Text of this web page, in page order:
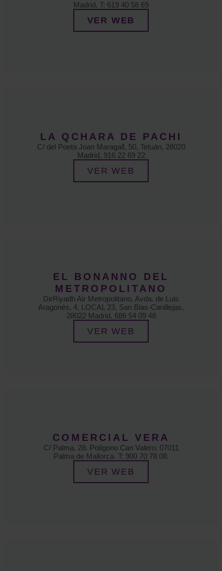
Madrid. T: 619 40 58 69
VER WEB
LA QCHARA DE PACHI
C/ del Poeta Joan Maragall, 50, Tetuán, 28020
Madrid, 916 22 69 22
VER WEB
EL BONANNO DEL
METROPOLITANO
DirRiyadh Air Metropolitano, Avda. de Luis
Aragonés, 4, LOCAL 23, San Blas-Canillejas,
28022 Madrid. 686 54 09 48
VER WEB
COMERCIAL VERA
C/ Palma, 28. Polígono Can Valero. 07011
Palma de Mallorca. T: 900 70 78 08.
VER WEB